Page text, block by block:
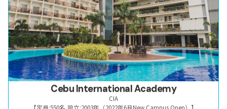
Cebu International Academy
CIA